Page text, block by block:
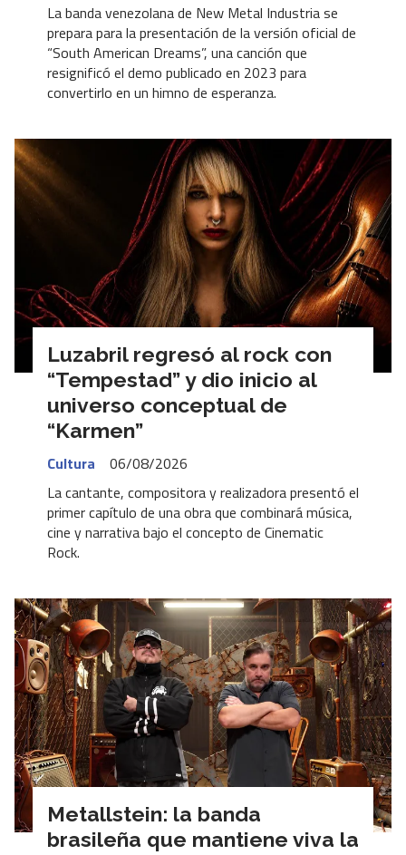
La banda venezolana de New Metal Industria se
prepara para la presentación de la versión oficial de
“South American Dreams”, una canción que
resignificó el demo publicado en 2023 para
convertirlo en un himno de esperanza.
Luzabril regresó al rock con
“Tempestad” y dio inicio al
universo conceptual de
“Karmen”
Cultura
06/08/2026
La cantante, compositora y realizadora presentó el
primer capítulo de una obra que combinará música,
cine y narrativa bajo el concepto de Cinematic
Rock.
Metallstein: la banda
brasileña que mantiene viva la